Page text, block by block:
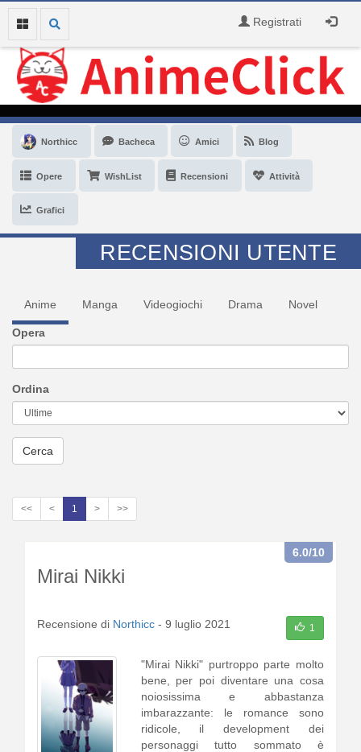
Registrati
Northicc Bacheca Amici Blog
Opere WishList Recensioni Attività
Grafici
RECENSIONI UTENTE
Anime Manga Videogiochi Drama Novel
Opera
Ordina
Cerca
<< < 1 > >>
Mirai Nikki
6.0/10
Recensione di Northicc - 9 luglio 2021 1
"Mirai Nikki" purtroppo parte molto
bene, per poi diventare una cosa
noiosissima e abbastanza
imbarazzante: le romance sono
ridicole, il development dei
personaggi tutto sommato è